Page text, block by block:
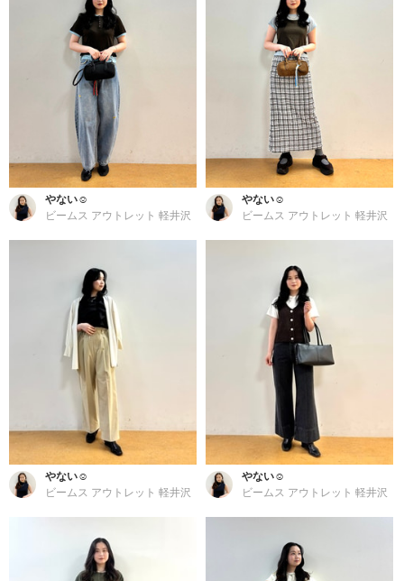
やない☺︎
ビームス アウトレット 軽井沢
やない☺︎
ビームス アウトレット 軽井沢
やない☺︎
ビームス アウトレット 軽井沢
やない☺︎
ビームス アウトレット 軽井沢